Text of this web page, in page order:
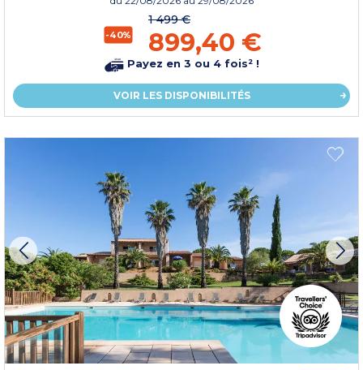
-40%
1 499 €
899,40 €
Payez en 3 ou 4 fois² !
VOIR LES DISPONIBILITÉS